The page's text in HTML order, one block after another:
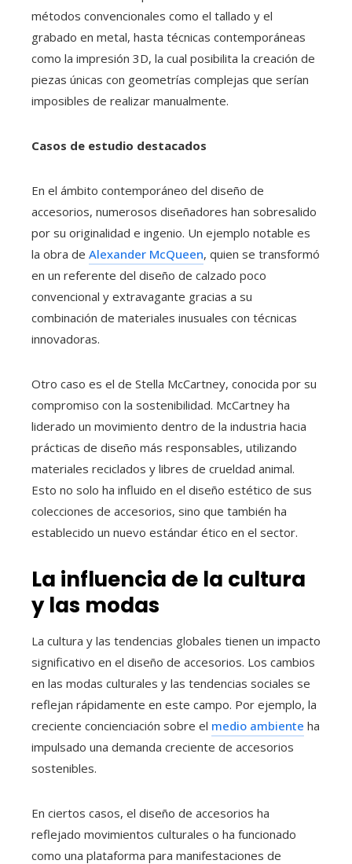
métodos convencionales como el tallado y el
grabado en metal, hasta técnicas contemporáneas
como la impresión 3D, la cual posibilita la creación de
piezas únicas con geometrías complejas que serían
imposibles de realizar manualmente.
Casos de estudio destacados
En el ámbito contemporáneo del diseño de
accesorios, numerosos diseñadores han sobresalido
por su originalidad e ingenio. Un ejemplo notable es
la obra de Alexander McQueen, quien se transformó
en un referente del diseño de calzado poco
convencional y extravagante gracias a su
combinación de materiales inusuales con técnicas
innovadoras.
Otro caso es el de Stella McCartney, conocida por su
compromiso con la sostenibilidad. McCartney ha
liderado un movimiento dentro de la industria hacia
prácticas de diseño más responsables, utilizando
materiales reciclados y libres de crueldad animal.
Esto no solo ha influido en el diseño estético de sus
colecciones de accesorios, sino que también ha
establecido un nuevo estándar ético en el sector.
La influencia de la cultura
y las modas
La cultura y las tendencias globales tienen un impacto
significativo en el diseño de accesorios. Los cambios
en las modas culturales y las tendencias sociales se
reflejan rápidamente en este campo. Por ejemplo, la
creciente concienciación sobre el medio ambiente ha
impulsado una demanda creciente de accesorios
sostenibles.
En ciertos casos, el diseño de accesorios ha
reflejado movimientos culturales o ha funcionado
como una plataforma para manifestaciones de